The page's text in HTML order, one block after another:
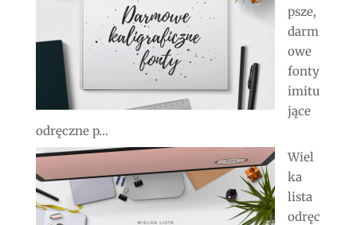
psze,
darm
owe
fonty
imitu
jące
odręczne p...
Wiel
ka
lista
odręc